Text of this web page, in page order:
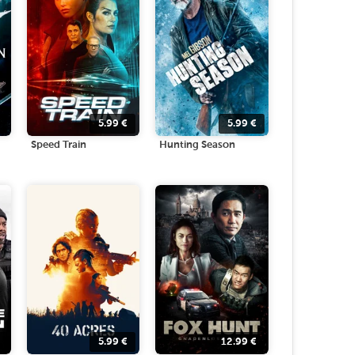
5.99€
Speed Train
5.99€
Hunting Season
5.99 € 12.99€